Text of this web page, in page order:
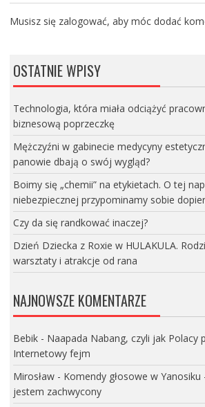
Musisz się zalogować, aby móc dodać
OSTATNIE WPISY
Technologia, która miała odciążyć
biznesową poprzeczkę
Mężczyźni w gabinecie medycyny
panowie dbają o swój wygląd?
Boimy się „chemii” na etykietach. O tej
niebezpiecznej przypominamy sobie
Czy da się randkować inaczej?
Dzień Dziecka z Roxie w HULAKULA.
warsztaty i atrakcje od rana
NAJNOWSZE KOMENTARZE
Bebik- Naapada Nabang, czyli jak Polacy
Internetowy fejm
Mirosław- Komendy głosowe w
jestem zachwycony